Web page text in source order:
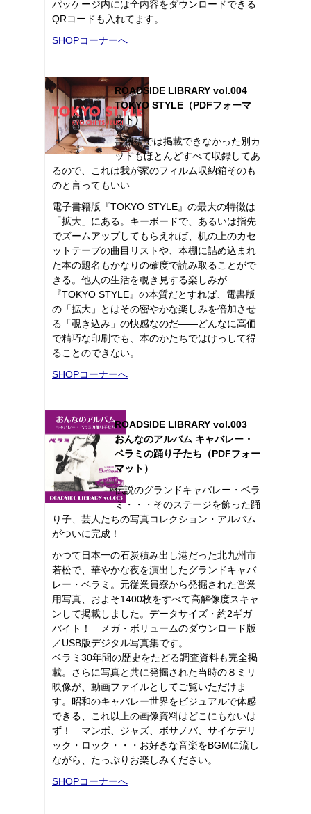
パッケージ内には全内容をダウンロードできる
QRコードも入れてます。
SHOPコーナーへ
ROADSIDE LIBRARY vol.004
TOKYO STYLE（PDFフォーマ
ット）
書籍版では掲載できなかった別カ
ットもほとんどすべて収録してあ
るので、これは我が家のフィルム収納箱そのも
のと言ってもいい
電子書籍版『TOKYO STYLE』の最大の特徴は
「拡大」にある。キーボードで、あるいは指先
でズームアップしてもらえれば、机の上のカセ
ットテープの曲目リストや、本棚に詰め込まれ
た本の題名もかなりの確度で読み取ることがで
きる。他人の生活を覗き見する楽しみが
『TOKYO STYLE』の本質だとすれば、電書版
の「拡大」とはその密やかな楽しみを倍加させ
る「覗き込み」の快感なのだ――どんなに高価
で精巧な印刷でも、本のかたちではけっして得
ることのできない。
SHOPコーナーへ
ROADSIDE LIBRARY vol.003
おんなのアルバム キャバレー・
ベラミの踊り子たち（PDFフォー
マット）
伝説のグランドキャバレー・ベラ
ミ・・・そのステージを飾った踊
り子、芸人たちの写真コレクション・アルバム
がついに完成！
かつて日本一の石炭積み出し港だった北九州市
若松で、華やかな夜を演出したグランドキャバ
レー・ベラミ。元従業員寮から発掘された営業
用写真、およそ1400枚をすべて高解像度スキャ
ンして掲載しました。データサイズ・約2ギガ
バイト！ メガ・ボリュームのダウンロード版
／USB版デジタル写真集です。
ベラミ30年間の歴史をたどる調査資料も完全掲
載。さらに写真と共に発掘された当時の８ミリ
映像が、動画ファイルとしてご覧いただけま
す。昭和のキャバレー世界をビジュアルで体感
できる、これ以上の画像資料はどこにもないは
ず！ マンボ、ジャズ、ボサノバ、サイケデリ
ック・ロック・・・お好きな音楽をBGMに流し
ながら、たっぷりお楽しみください。
SHOPコーナーへ